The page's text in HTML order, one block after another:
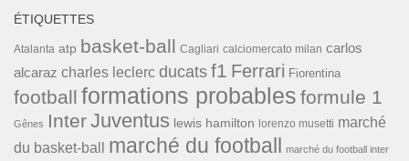
ÉTIQUETTES
Atalanta atp basket-ball Cagliari calciomercato milan carlos
alcaraz charles leclerc ducats f1 Ferrari Fiorentina
football formations probables formule 1
Gênes InterJuventus lewis hamilton lorenzo musetti marché
du basket-ball
marché du football marché du football inter